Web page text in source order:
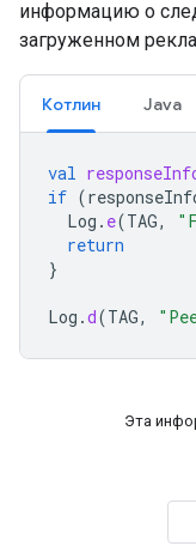
информацию о
загруженном
Котлин Java
val
if (
Log . e(TAG,
return
}
Log .d(TAG,
Эта